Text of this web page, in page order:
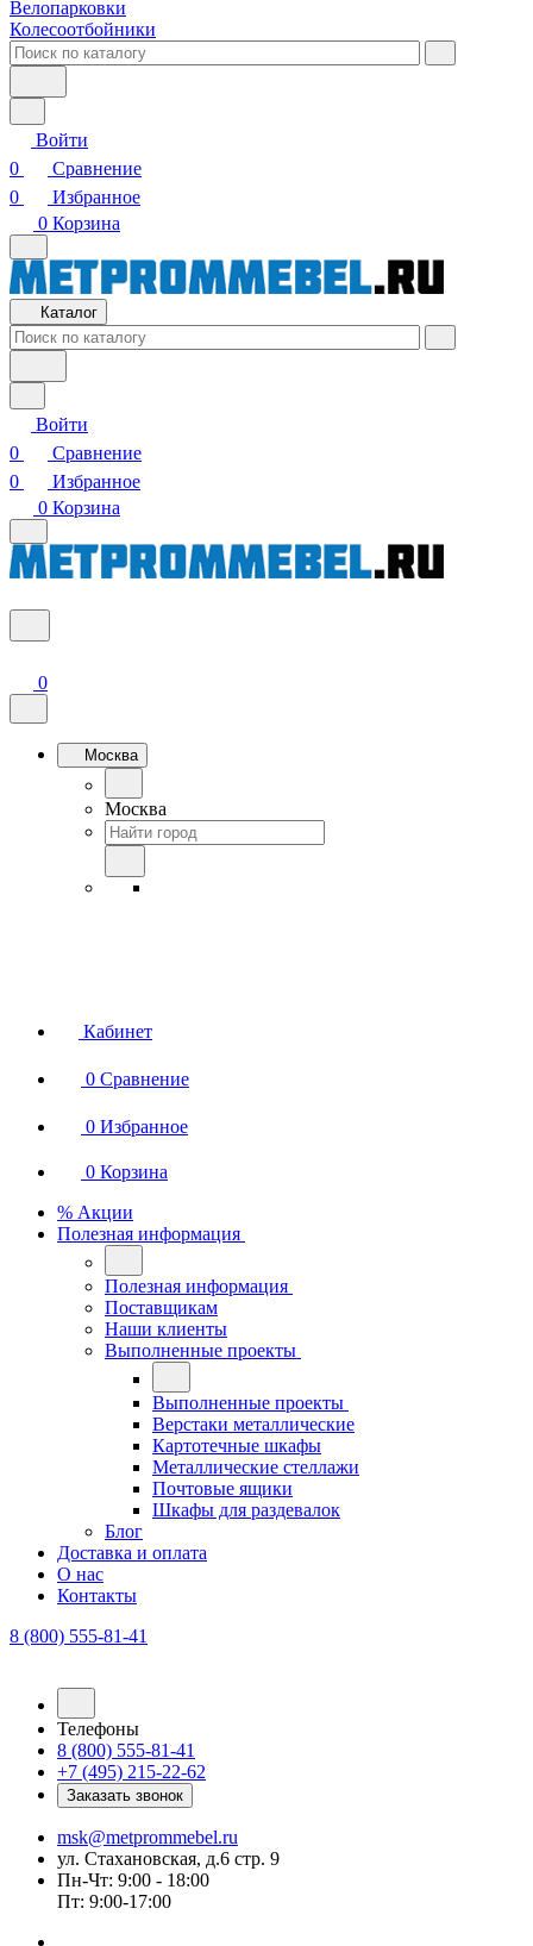
Велопарковки
Колесоотбойники
Войти
0
Сравнение
0
Избранное
0 Корзина
Каталог
Войти
0
Сравнение
0
Избранное
0 Корзина
0
Москва
Москва
Кабинет
0 Сравнение
0 Избранное
0 Корзина
% Акции
Полезная информация
Полезная информация
Поставщикам
Наши клиенты
Выполненные проекты
Выполненные проекты
Верстаки металлические
Картотечные шкафы
Металлические стеллажи
Почтовые ящики
Шкафы для раздевалок
Блог
Доставка и оплата
О нас
Контакты
8 (800) 555-81-41
Телефоны
8 (800) 555-81-41
+7 (495) 215-22-62
Заказать звонок
msk@metprommebel.ru
ул. Стахановская, д.6 стр. 9
Пн-Чт: 9:00 - 18:00
Пт: 9:00-17:00